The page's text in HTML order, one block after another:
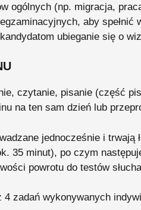
ogólnych (np. migracja,
aby spełnić
ubieganie się o
czytanie, pisanie (część
na ten sam dzień lub
jednocześnie i trwają
35 minut), po czym
powrotu do testów
zadań wykonywanych